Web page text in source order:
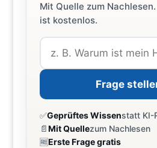
Mit Quelle zum
ist kostenlos.
Frage
✅Geprüftes Wissenstatt KI-
📄Mit Quellezum Nachlesen
🆓Erste Frage gratis